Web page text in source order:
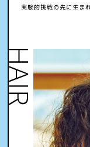
実験的挑戦の先に生ま